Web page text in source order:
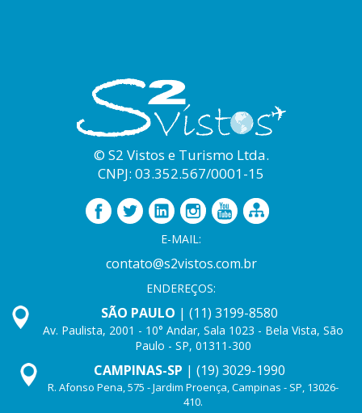
© S2 Vistos e Turismo Ltda.
CNPJ: 03.352.567/0001-15
E-MAIL:
contato@s2vistos.com.br
ENDEREÇOS:
SÃO PAULO | (11) 3199-8580
Av. Paulista, 2001 - 10° Andar, Sala 1023 - Bela Vista, São
Paulo - SP, 01311-300
CAMPINAS-SP | (19) 3029-1990
R. Afonso Pena, 575 - Jardim Proença, Campinas - SP, 13026-
410.